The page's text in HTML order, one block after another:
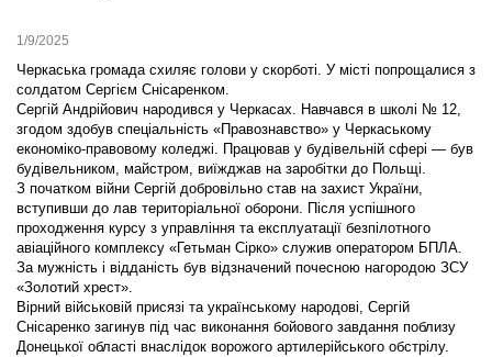
1/9/2025
Черкаська громада схиляє голови у скорботі. У місті попрощалися з
солдатом Сергієм Снісаренком.
Сергій Андрійович народився у Черкасах. Навчався в школі № 12,
згодом здобув спеціальність «Правознавство» у Черкаському
економіко-правовому коледжі. Працював у будівельній сфері — був
будівельником, майстром, виїжджав на заробітки до Польщі.
З початком війни Сергій добровільно став на захист України,
вступивши до лав територіальної оборони. Після успішного
проходження курсу з управління та експлуатації безпілотного
авіаційного комплексу «Гетьман Сірко» служив оператором БПЛА.
За мужність і відданість був відзначений почесною нагородою ЗСУ
«Золотий хрест».
Вірний військовій присязі та українському народові, Сергій
Снісаренко загинув під час виконання бойового завдання поблизу
Донецької області внаслідок ворожого артилерійського обстрілу.